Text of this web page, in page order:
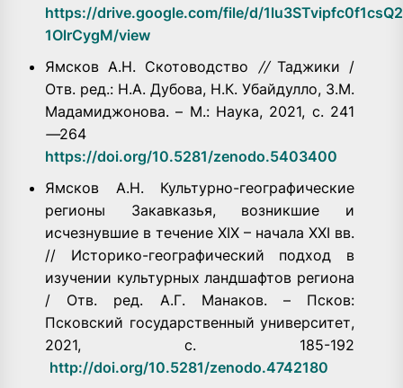
https://drive.google.com/file/d/
1OlrCygM/view
Ямсков А.Н. Скотоводство // Таджики /
Отв. ред.: Н.А. Дубова, Н.К. Убайдулло, З.М.
Мадамиджонова. – М.: Наука, 2021, с. 241
—264
https://doi.org/10.5281/zenodo.5403400
Ямсков А.Н. Культурно-географические
регионы Закавказья, возникшие и
исчезнувшие в течение XIX – начала XXI вв.
// Историко-географический подход в
изучении культурных ландшафтов региона
/ Отв. ред. А.Г. Манаков. – Псков:
Псковский государственный университет,
2021, с. 185-192
http://doi.org/10.5281/zenodo.4742180